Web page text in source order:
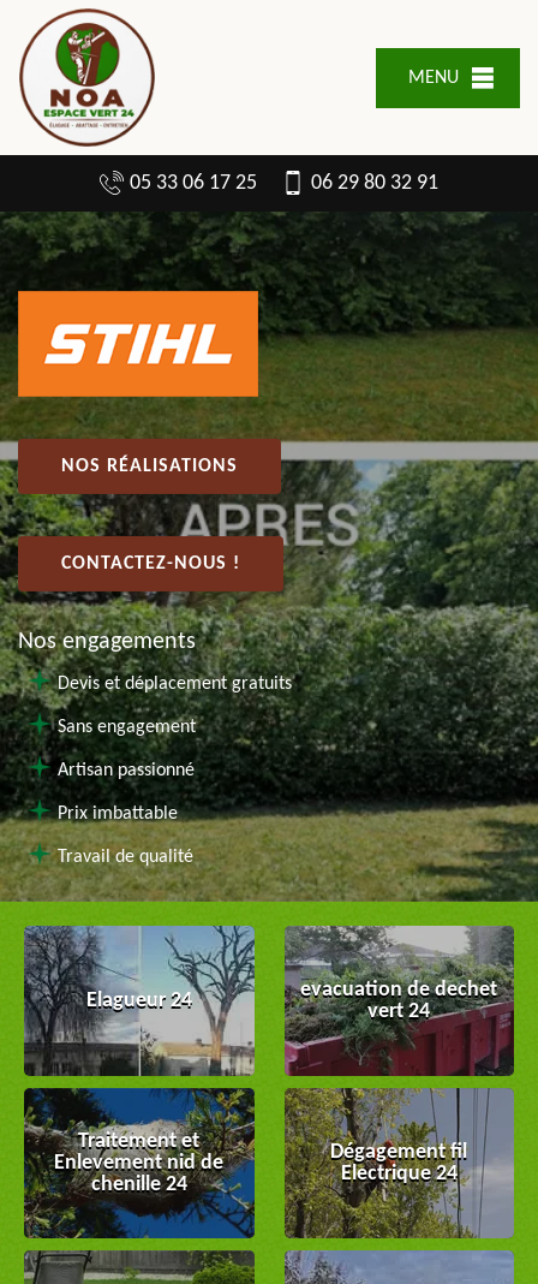
MENU
05 33 06 17 25 06 29 80 32 91
NOS RÉALISATIONS
CONTACTEZ-NOUS !
Nos engagements
Devis et déplacement gratuits
Sans engagement
Artisan passionné
Prix imbattable
Travail de qualité
Elagueur 24
evacuation de dechet
vert 24
Traitement et
Enlevement nid de
chenille 24
Dégagement fil
Electrique 24